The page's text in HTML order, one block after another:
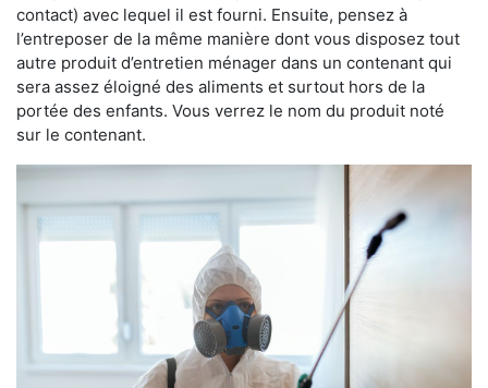
contact) avec lequel il est fourni. Ensuite, pensez à
l’entreposer de la même manière dont vous disposez tout
autre produit d’entretien ménager dans un contenant qui
sera assez éloigné des aliments et surtout hors de la
portée des enfants. Vous verrez le nom du produit noté
sur le contenant.